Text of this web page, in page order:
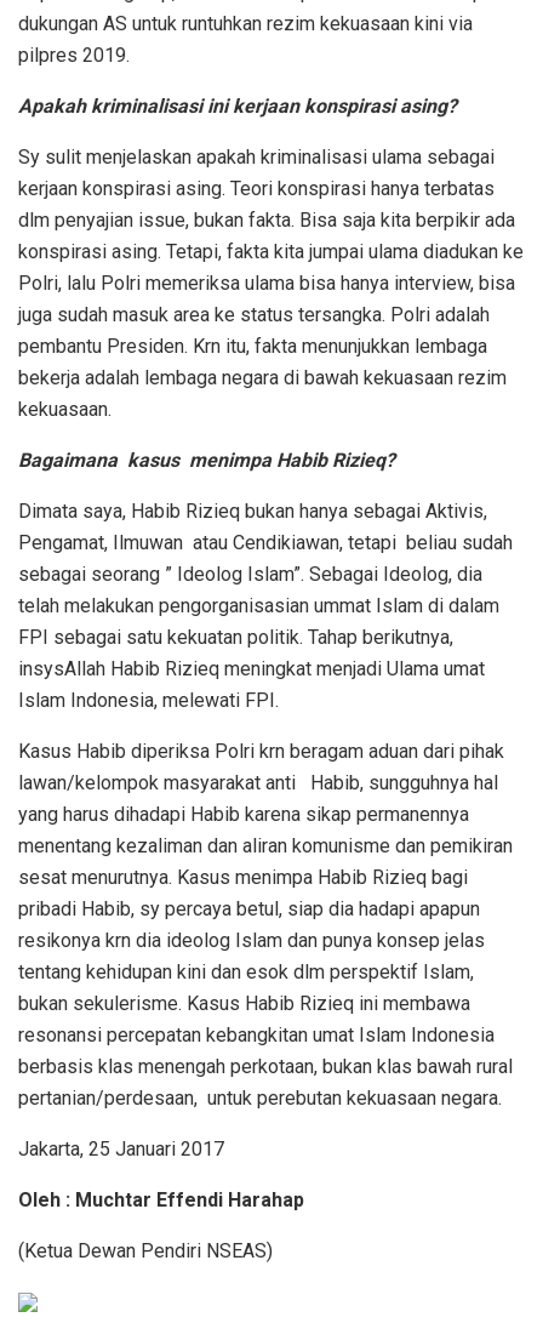
dukungan AS untuk runtuhkan rezim kekuasaan kini via
pilpres 2019.
Apakah kriminalisasi ini kerjaan konspirasi asing?
Sy sulit menjelaskan apakah kriminalisasi ulama sebagai
kerjaan konspirasi asing. Teori konspirasi hanya terbatas
dlm penyajian issue, bukan fakta. Bisa saja kita berpikir ada
konspirasi asing. Tetapi, fakta kita jumpai ulama diadukan ke
Polri, lalu Polri memeriksa ulama bisa hanya interview, bisa
juga sudah masuk area ke status tersangka. Polri adalah
pembantu Presiden. Krn itu, fakta menunjukkan lembaga
bekerja adalah lembaga negara di bawah kekuasaan rezim
kekuasaan.
Bagaimana kasus menimpa Habib Rizieq?
Dimata saya, Habib Rizieq bukan hanya sebagai Aktivis,
Pengamat, Ilmuwan atau Cendikiawan, tetapi beliau sudah
sebagai seorang ” Ideolog Islam”. Sebagai Ideolog, dia
telah melakukan pengorganisasian ummat Islam di dalam
FPI sebagai satu kekuatan politik. Tahap berikutnya,
insysAllah Habib Rizieq meningkat menjadi Ulama umat
Islam Indonesia, melewati FPI.
Kasus Habib diperiksa Polri krn beragam aduan dari pihak
lawan/kelompok masyarakat anti Habib, sungguhnya hal
yang harus dihadapi Habib karena sikap permanennya
menentang kezaliman dan aliran komunisme dan pemikiran
sesat menurutnya. Kasus menimpa Habib Rizieq bagi
pribadi Habib, sy percaya betul, siap dia hadapi apapun
resikonya krn dia ideolog Islam dan punya konsep jelas
tentang kehidupan kini dan esok dlm perspektif Islam,
bukan sekulerisme. Kasus Habib Rizieq ini membawa
resonansi percepatan kebangkitan umat Islam Indonesia
berbasis klas menengah perkotaan, bukan klas bawah rural
pertanian/perdesaan, untuk perebutan kekuasaan negara.
Jakarta, 25 Januari 2017
Oleh : Muchtar Effendi Harahap
(Ketua Dewan Pendiri NSEAS)